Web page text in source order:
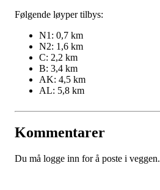
Følgende løyper tilbys:
N1: 0,7 km
N2: 1,6 km
C: 2,2 km
B: 3,4 km
AK: 4,5 km
AL: 5,8 km
Kommentarer
Du må logge inn for å poste i veggen.